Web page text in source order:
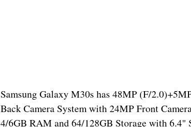
Samsung Galaxy M30s has 48MP (F/
Back Camera System with 24MP Front
4/6GB RAM and 64/128GB Storage with